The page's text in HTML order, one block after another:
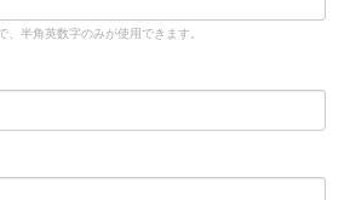
、半角英数字のみが使用できます。